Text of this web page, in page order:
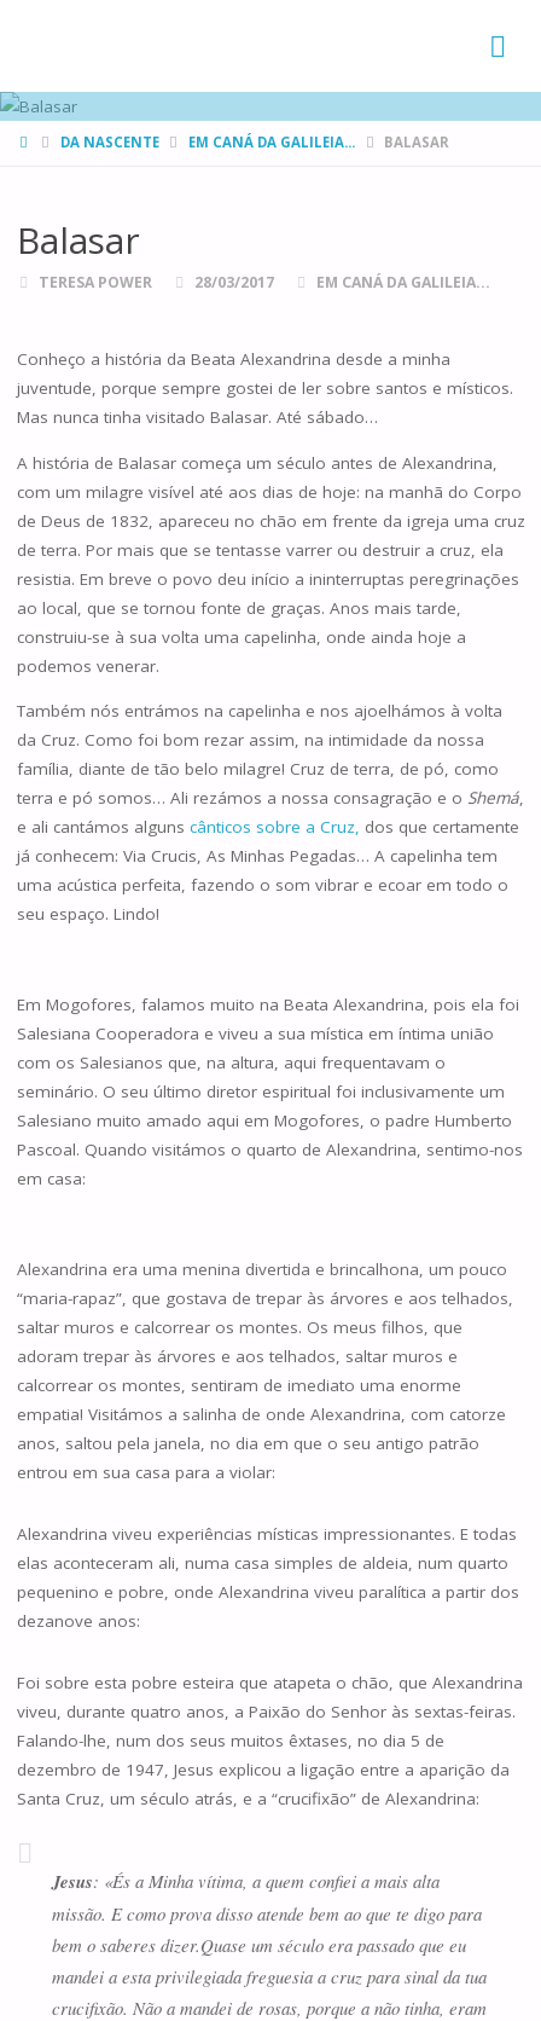
HOMEDA NASCENTE EM CANÁ DA GALILEIA... BALASAR
Balasar
TERESA POWER 28/03/2017 EM CANÁ DA GALILEIA...
Conheço a história da Beata Alexandrina desde a minha
juventude, porque sempre gostei de ler sobre santos e místicos.
Mas nunca tinha visitado Balasar. Até sábado…
A história de Balasar começa um século antes de Alexandrina,
com um milagre visível até aos dias de hoje: na manhã do Corpo
de Deus de 1832, apareceu no chão em frente da igreja uma cruz
de terra. Por mais que se tentasse varrer ou destruir a cruz, ela
resistia. Em breve o povo deu início a ininterruptas peregrinações
ao local, que se tornou fonte de graças. Anos mais tarde,
construiu-se à sua volta uma capelinha, onde ainda hoje a
podemos venerar.
Também nós entrámos na capelinha e nos ajoelhámos à volta
da Cruz. Como foi bom rezar assim, na intimidade da nossa
família, diante de tão belo milagre! Cruz de terra, de pó, como
terra e pó somos… Ali rezámos a nossa consagração e o Shemá,
e ali cantámos alguns cânticos sobre a Cruz, dos que certamente
já conhecem: Via Crucis, As Minhas Pegadas… A capelinha tem
uma acústica perfeita, fazendo o som vibrar e ecoar em todo o
seu espaço. Lindo!
Em Mogofores, falamos muito na Beata Alexandrina, pois ela foi
Salesiana Cooperadora e viveu a sua mística em íntima união
com os Salesianos que, na altura, aqui frequentavam o
seminário. O seu último diretor espiritual foi inclusivamente um
Salesiano muito amado aqui em Mogofores, o padre Humberto
Pascoal. Quando visitámos o quarto de Alexandrina, sentimo-nos
em casa:
Alexandrina era uma menina divertida e brincalhona, um pouco
“maria-rapaz”, que gostava de trepar às árvores e aos telhados,
saltar muros e calcorrear os montes. Os meus filhos, que
adoram trepar às árvores e aos telhados, saltar muros e
calcorrear os montes, sentiram de imediato uma enorme
empatia! Visitámos a salinha de onde Alexandrina, com catorze
anos, saltou pela janela, no dia em que o seu antigo patrão
entrou em sua casa para a violar:
Alexandrina viveu experiências místicas impressionantes. E todas
elas aconteceram ali, numa casa simples de aldeia, num quarto
pequenino e pobre, onde Alexandrina viveu paralítica a partir dos
dezanove anos:
Foi sobre esta pobre esteira que atapeta o chão, que Alexandrina
viveu, durante quatro anos, a Paixão do Senhor às sextas-feiras.
Falando-lhe, num dos seus muitos êxtases, no dia 5 de
dezembro de 1947, Jesus explicou a ligação entre a aparição da
Santa Cruz, um século atrás, e a “crucifixão” de Alexandrina:
Jesus: «És a Minha vítima, a quem confiei a mais alta
missão. E como prova disso atende bem ao que te digo para
bem o saberes dizer.Quase um século era passado que eu
mandei a esta privilegiada freguesia a cruz para sinal da tua
crucifixão. Não a mandei de rosas, porque a não tinha, eram